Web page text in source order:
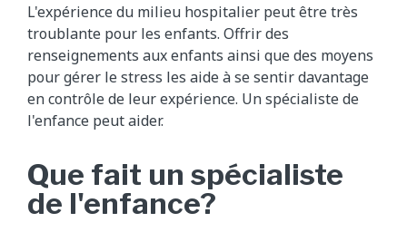
L'expérience du milieu hospitalier peut être très
troublante pour les enfants. Offrir des
renseignements aux enfants ainsi que des moyens
pour gérer le stress les aide à se sentir davantage
en contrôle de leur expérience. Un spécialiste de
l'enfance peut aider.
Que fait un spécialiste
de l'enfance?